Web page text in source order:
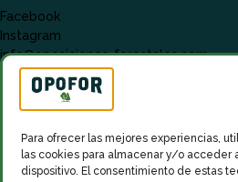
Para ofrecer las mejores experiencias,
las cookies para almacenar y/o acceder
dispositivo. El consentimiento de estas
Facebook
Instagram
info@oposiciones-forestales.com